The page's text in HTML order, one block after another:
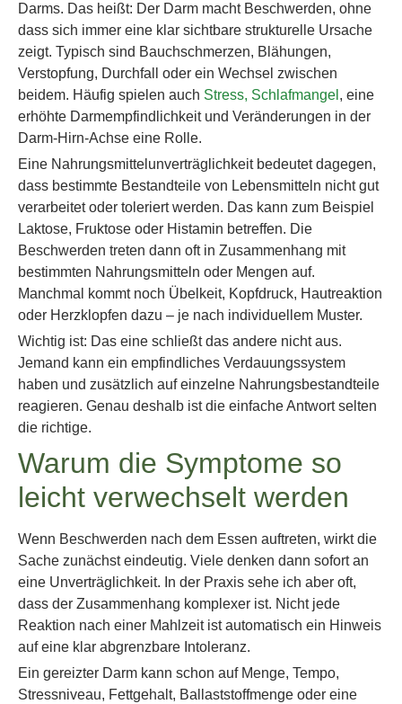
Darms. Das heißt: Der Darm macht Beschwerden, ohne
dass sich immer eine klar sichtbare strukturelle Ursache
zeigt. Typisch sind Bauchschmerzen, Blähungen,
Verstopfung, Durchfall oder ein Wechsel zwischen
beidem. Häufig spielen auch Stress, Schlafmangel , eine
erhöhte Darmempfindlichkeit und Veränderungen in der
Darm-Hirn-Achse eine Rolle.
Eine Nahrungsmittelunverträglichkeit bedeutet dagegen,
dass bestimmte Bestandteile von Lebensmitteln nicht gut
verarbeitet oder toleriert werden. Das kann zum Beispiel
Laktose, Fruktose oder Histamin betreffen. Die
Beschwerden treten dann oft in Zusammenhang mit
bestimmten Nahrungsmitteln oder Mengen auf.
Manchmal kommt noch Übelkeit, Kopfdruck, Hautreaktion
oder Herzklopfen dazu – je nach individuellem Muster.
Wichtig ist: Das eine schließt das andere nicht aus.
Jemand kann ein empfindliches Verdauungssystem
haben und zusätzlich auf einzelne Nahrungsbestandteile
reagieren. Genau deshalb ist die einfache Antwort selten
die richtige.
Warum die Symptome so
leicht verwechselt werden
Wenn Beschwerden nach dem Essen auftreten, wirkt die
Sache zunächst eindeutig. Viele denken dann sofort an
eine Unverträglichkeit. In der Praxis sehe ich aber oft,
dass der Zusammenhang komplexer ist. Nicht jede
Reaktion nach einer Mahlzeit ist automatisch ein Hinweis
auf eine klar abgrenzbare Intoleranz.
Ein gereizter Darm kann schon auf Menge, Tempo,
Stressniveau, Fettgehalt, Ballaststoffmenge oder eine